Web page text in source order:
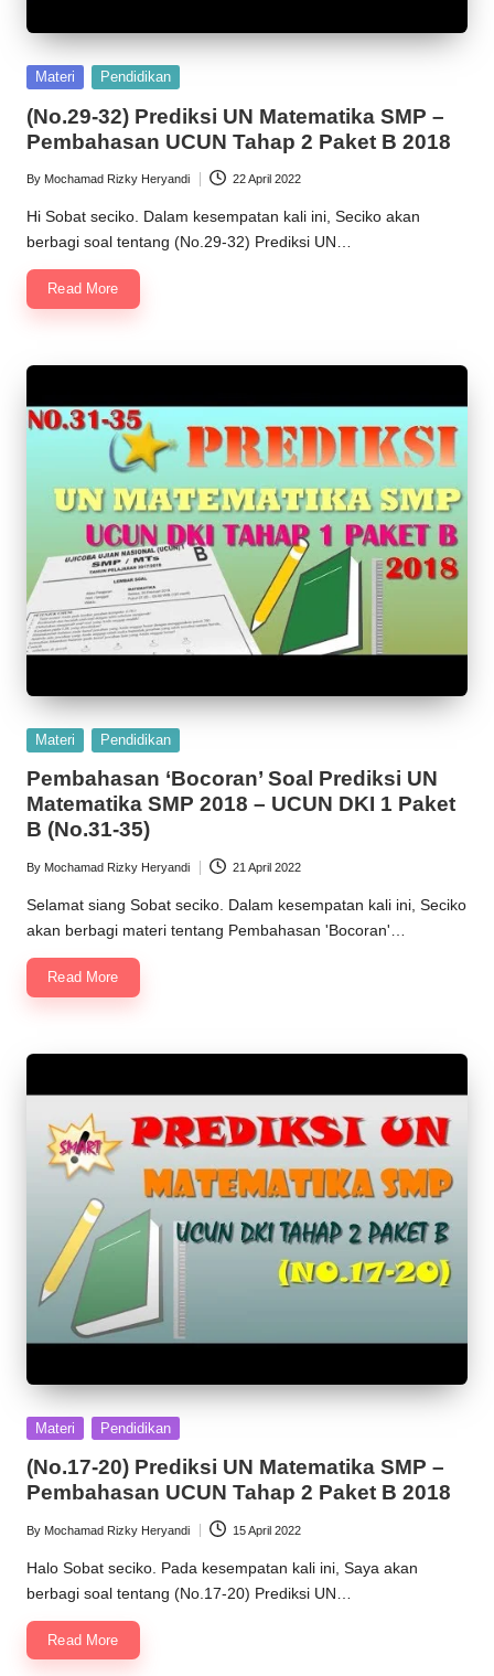
Posted
Materi Pendidikan
(No.29-32) Prediksi UN Matematika SMP –
Pembahasan UCUN Tahap 2 Paket B 2018
Posted
by
By Mochamad Rizky Heryandi 22 April 2022
Hi Sobat seciko. Dalam kesempatan kali ini, Seciko akan
berbagi soal tentang (No.29-32) Prediksi UN…
Read More
Posted
Materi Pendidikan
Pembahasan ‘Bocoran’ Soal Prediksi UN
Matematika SMP 2018 – UCUN DKI 1 Paket
B (No.31-35)
Posted
by
By Mochamad Rizky Heryandi 21 April 2022
Selamat siang Sobat seciko. Dalam kesempatan kali ini, Seciko
akan berbagi materi tentang Pembahasan 'Bocoran'…
Read More
Posted
Materi Pendidikan
(No.17-20) Prediksi UN Matematika SMP –
Pembahasan UCUN Tahap 2 Paket B 2018
Posted
by
By Mochamad Rizky Heryandi 15 April 2022
Halo Sobat seciko. Pada kesempatan kali ini, Saya akan
berbagi soal tentang (No.17-20) Prediksi UN…
Read More